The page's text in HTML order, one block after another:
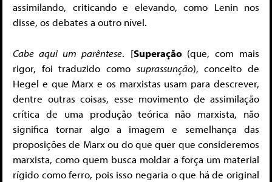
assimilando, criticando e elevando, como Lenin nos
disse, os debates a outro nível.
Cabe aqui um parêntese. [Superação (que, com mais
rigor, foi traduzido como suprassunção), conceito de
Hegel e que Marx e os marxistas usam para descrever,
dentre outras coisas, esse movimento de assimilação
crítica de uma produção teórica não marxista, não
significa tornar algo a imagem e semelhança das
proposições de Marx ou do que quer que consideremos
marxista, como quem busca moldar a força um material
rígido como ferro, pois isso negaria o que há de original